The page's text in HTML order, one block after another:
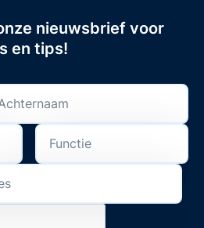
nieuwsbrief voor
en tips!